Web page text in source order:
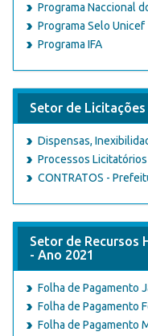
Programa Naccional
Programa Selo Unicef
Programa IFA
Setor de
Dispensas,
Processos
CONTRATOS -
Setor de Recursos
- Ano 2021
Folha de Pagamento
Folha de Pagamento
Folha de Pagamento